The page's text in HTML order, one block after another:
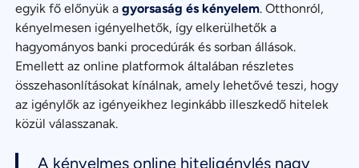
egyik fő előnyük agyorsaság és kényelem. Otthonról,
kényelmesen igényelhetők, így elkerülhetők a
hagyományos banki procedúrák és sorban állások.
Emellett az online platformok általában részletes
összehasonlításokat kínálnak, amely lehetővé teszi, hogy
az igénylők az igényeikhez leginkább illeszkedő hitelek
közül válasszanak.
A kényelmes online hiteligénylés nagy